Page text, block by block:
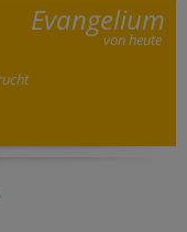
Evangelium
von heute